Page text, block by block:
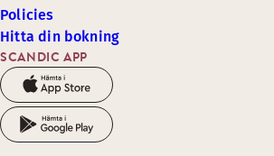
SCANDIC APP
Policies
Hitta din bokning